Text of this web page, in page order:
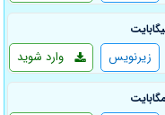
وارد شوید زیرنویس